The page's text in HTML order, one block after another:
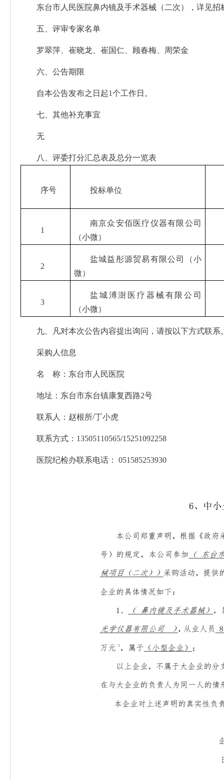
东台市人民医院鼻内镜及手术器械（二次），详见招
五、评审专家名单
罗翠萍、崔晓龙、崔国仁、顾春梅、周荣金
六、公告期限
自本公告发布之日起1个工作日。
七、其他补充事宜
无
八、评委打分汇总表及总分一览表
序号 投标单位
1
南京众安佰医疗仪器有限公司
（小微）
2
盐城益彤源贸易有限公司（小
微）
3
盐城溥澍医疗器械有限公司
（小微）
九、凡对本次公告内容提出询问，请按以下方式联系
采购人信息
名 称：东台市人民医院
地址：东台市东台镇康复西路2号
联系人：赵根所/丁小虎
联系方式：13505110565/15251092258
医院纪检办联系电话： 051585253930